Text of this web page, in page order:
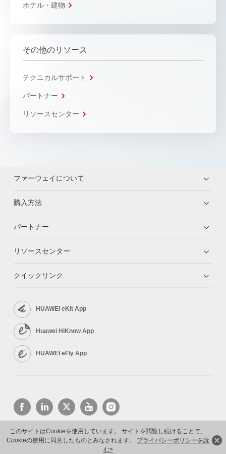
このサイトはCookieを使用しています。 サイトを閲覧し続けることで、
Cookieの使用に同意したものとみなされます。 プライバシーポリシーを読
む>
ホテル・建物
その他のリソース
テクニカルサポート
パートナー
リソースセンター
ファーウェイについて
購入方法
パートナー
リソースセンター
クイックリンク
HUAWEI eKit App
Huawei HiKnow App
HUAWEI eFly App
Copyright © 2026 Huawei Technologies Co., Ltd. All rights reserved.
プライバシーポリシー